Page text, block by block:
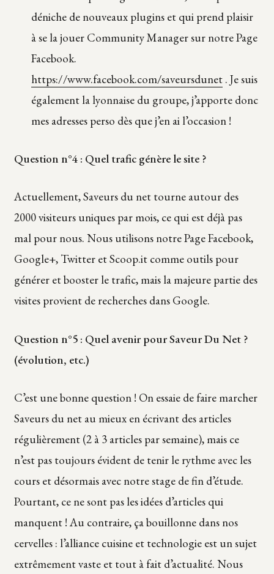
déniche de nouveaux plugins et qui prend plaisir
à se la jouer Community Manager sur notre Page
Facebook.
https://www.facebook.com/saveursdunet. Je suis
également la lyonnaise du groupe, j’apporte donc
mes adresses perso dès que j’en ai l’occasion !
Question n°4 : Quel trafic génère le site ?
Actuellement, Saveurs du net tourne autour des
2000 visiteurs uniques par mois, ce qui est déjà pas
mal pour nous. Nous utilisons notre Page Facebook,
Google+, Twitter et Scoop.it comme outils pour
générer et booster le trafic, mais la majeure partie des
visites provient de recherches dans Google.
Question n°5 : Quel avenir pour Saveur Du Net ?
(évolution, etc.)
C’est une bonne question ! On essaie de faire marcher
Saveurs du net au mieux en écrivant des articles
régulièrement (2 à 3 articles par semaine), mais ce
n’est pas toujours évident de tenir le rythme avec les
cours et désormais avec notre stage de fin d’étude.
Pourtant, ce ne sont pas les idées d’articles qui
manquent ! Au contraire, ça bouillonne dans nos
cervelles : l’alliance cuisine et technologie est un sujet
extrêmement vaste et tout à fait d’actualité. Nous